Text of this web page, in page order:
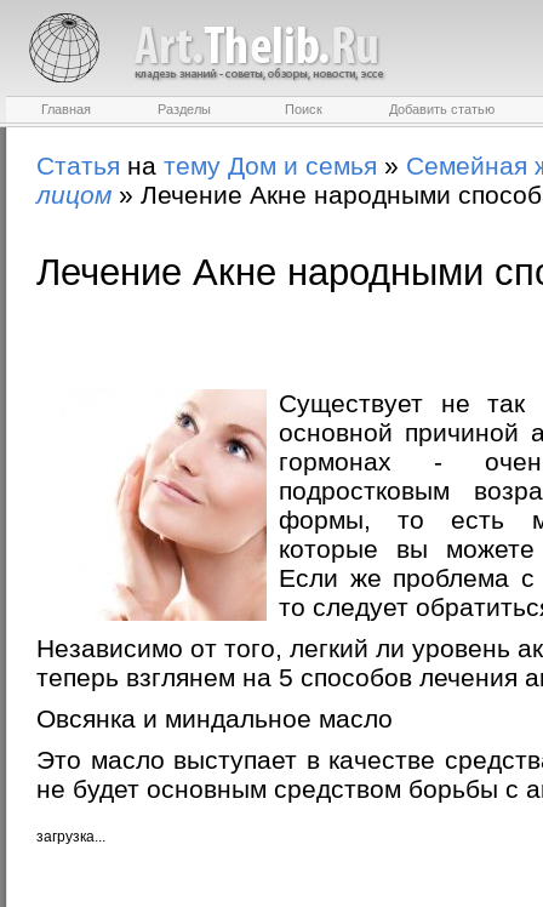
Главная Разделы Поиск Добавить статью
Статья на тему Дом и семья » Семейная
лицом » Лечение Акне народными
Лечение Акне народными
Существует не
основной причиной
гормонах -
подростковым
формы, то есть
которые вы
Если же проблема
то следует
Независимо от того, легкий ли уровень
теперь взглянем на 5 способов лечения
Овсянка и миндальное масло
Это масло выступает в качестве
не будет основным средством борьбы с
загрузка...